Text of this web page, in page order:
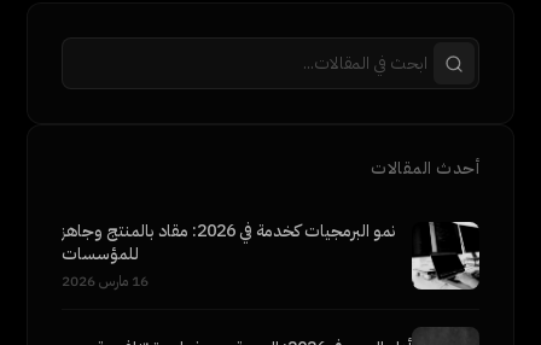
أحدث المقالات
نمو البرمجيات كخدمة في 2026: مقاد بالمنتج وجاهز
للمؤسسات
16 مارس 2026